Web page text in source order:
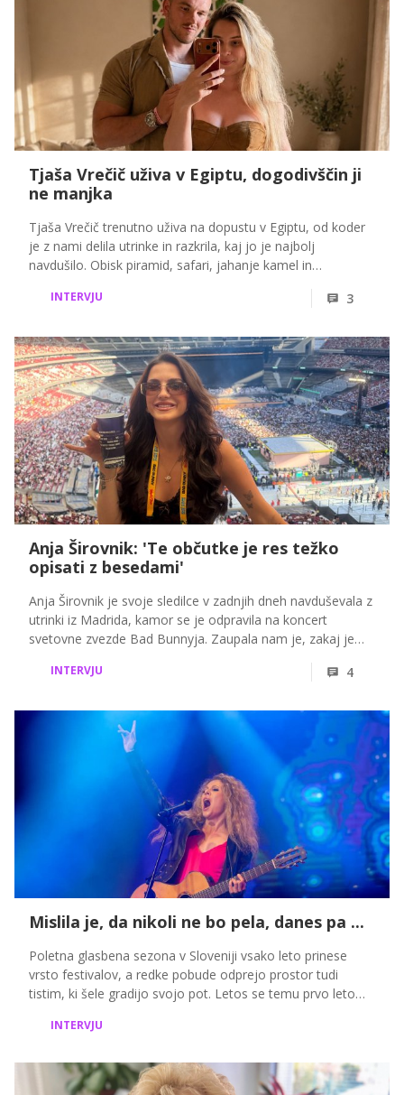
Tjaša Vrečič uživa v Egiptu, dogodivščin ji
ne manjka
Tjaša Vrečič trenutno uživa na dopustu v Egiptu, od koder
je z nami delila utrinke in razkrila, kaj jo je najbolj
navdušilo. Obisk piramid, safari, jahanje kamel in
intervjuju pa je razkrila tudi zanimivo odkritje, ki jo je v
INTERVJU 3
Anja Širovnik: 'Te občutke je res težko
opisati z besedami'
Anja Širovnik je svoje sledilce v zadnjih dneh navduševala z
utrinki iz Madrida, kamor se je odpravila na koncert
svetovne zvezde Bad Bunnyja. Zaupala nam je, zakaj je
koncertni stajling in kaj jo je na potovanju najbolj
INTERVJU 4
Mislila je, da nikoli ne bo pela, danes pa ...
Poletna glasbena sezona v Sloveniji vsako leto prinese
vrsto festivalov, a redke pobude odprejo prostor tudi
tistim, ki šele gradijo svojo pot. Letos se temu prvo leto
izvajalcem ponuja možnost, da svojo glasbo predstavijo
Pivo in Cvetje.
INTERVJU